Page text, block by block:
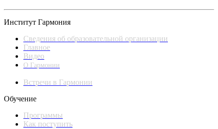
Институт Гармония
Сведения об образовательной организации
Главное
Видео
О Гармонии
Встречи в Гармонии
Обучение
Программы
Как поступить